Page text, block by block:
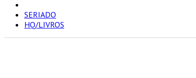
SERIADO
HQ/LIVROS